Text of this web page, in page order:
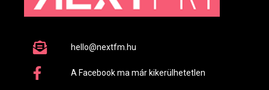
hello@nextfm.hu
A Facebook ma már kikerülhetetlen